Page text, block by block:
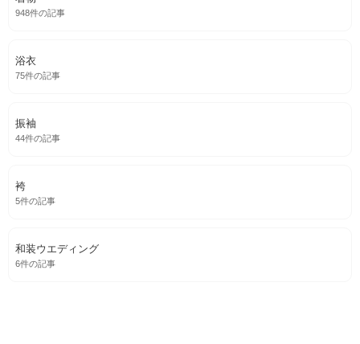
948件の記事
浴衣
75件の記事
振袖
44件の記事
袴
5件の記事
和装ウエディング
6件の記事